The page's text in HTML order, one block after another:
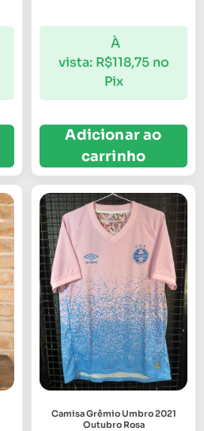
À
vista: R$118,75 no
Pix
Adicionar ao
carrinho
Camisa Grêmio Umbro 2021
Outubro Rosa